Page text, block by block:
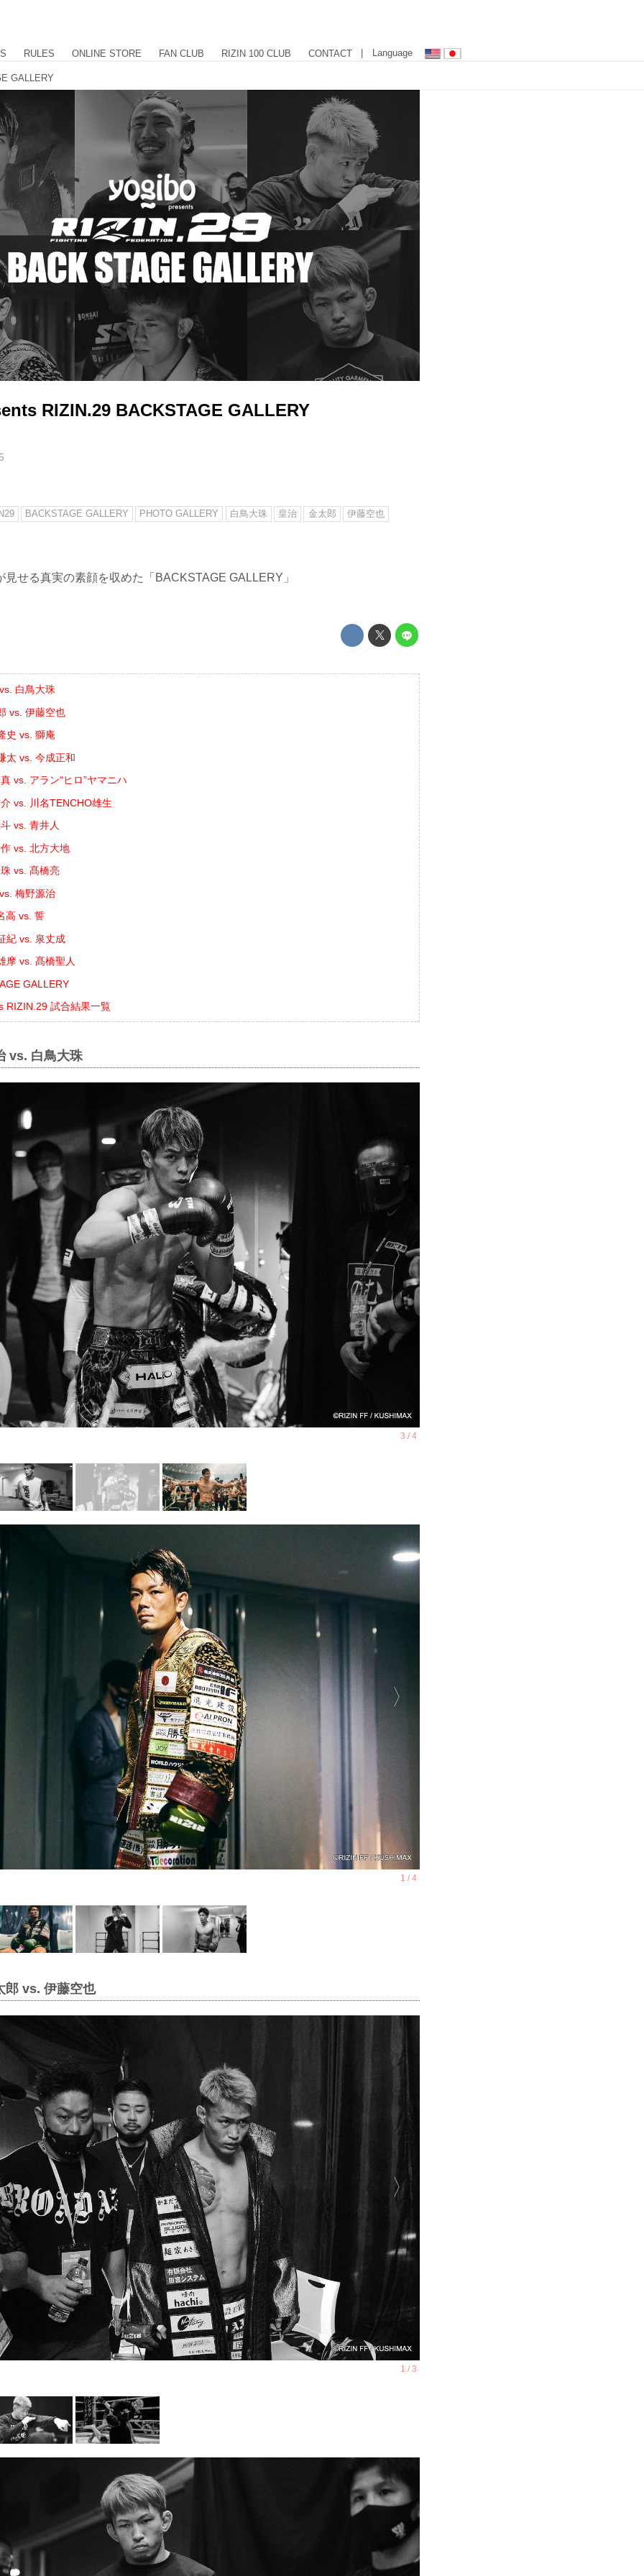
RULES ONLINE STORE FAN CLUB RIZIN 100 CLUB CONTACT | Language
GALLERY
RIZIN.29 BACKSTAGE GALLERY
BACKSTAGE GALLERY PHOTO GALLERY 白鳥大珠 皇治 金太郎 伊藤空也
見せる真実の素顔を収めた「BACKSTAGE GALLERY」
白鳥大珠
vs. 伊藤空也
史 vs. 獅庵
太 vs. 今成正和
vs. アラン“ヒロ”ヤマニハ
vs. 川名TENCHO雄生
vs. 青井人
vs. 北方大地
vs. 髙橋亮
梅野源治
高 vs. 誓
紀 vs. 泉丈成
摩 vs. 髙橋聖人
GALLERY
RIZIN.29 試合結果一覧
vs. 白鳥大珠
郎 vs. 伊藤空也